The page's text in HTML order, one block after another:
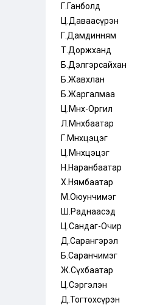
Г.Ганболд
Ц.Даваасүрэн
Г.Дамдинням
Т.Доржханд
Б.Дэлгэрсайхан
Б.Жавхлан
Б.Жаргалмаа
Ц.Мөнх-Оргил
Л.Мөнхбаатар
Г.Мөнхцэцэг
Ц.Мөнхцэцэг
Н.Наранбаатар
Х.Нямбаатар
М.Оюунчимэг
Ш.Раднаасэд
Ц.Сандаг-Очир
Д.Сарангэрэл
Б.Саранчимэг
Ж.Сүхбаатар
Ц.Сэргэлэн
Д.Тогтохсүрэн